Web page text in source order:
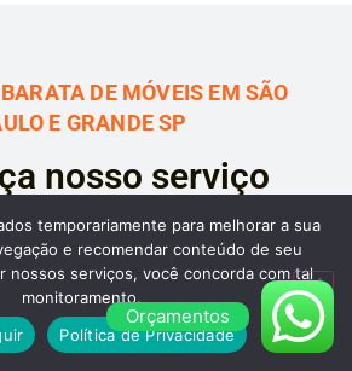
DE MÓVEIS EM SÃO
E GRANDE SP
nosso serviço
em Carreto
Móveis em São
SP e Interior
Orçamentos
temporariamente para melhorar a sua
e recomendar conteúdo de seu
nossos serviços, você concorda com tal
monitoramento.
Política de Privacidade